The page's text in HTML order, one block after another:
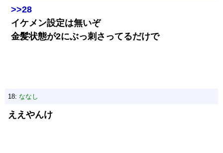
>>28
イケメン設定は無いぞ
金髪状態が2にぶっ刺さってるだけで
18: ななし
ええやんけ